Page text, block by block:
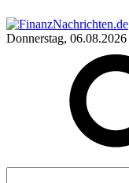
Donnerstag, 06.08.2026